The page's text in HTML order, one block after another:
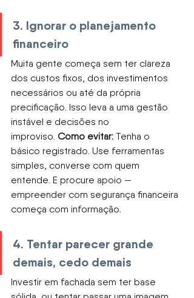
3. Ignorar o planejamento
financeiro
Muita gente começa sem ter clareza
dos custos fixos, dos investimentos
necessários ou até da própria
precificação. Isso leva a uma gestão
instável e decisões no
improviso. Como evitar: Tenha o
básico registrado. Use ferramentas
simples, converse com quem
entende. E procure apoio —
empreender com segurança financeira
começa com informação.
4. Tentar parecer grande
demais, cedo demais
Investir em fachada sem ter base